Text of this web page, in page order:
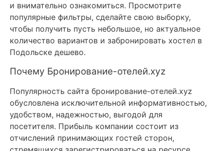
и внимательно ознакомиться. Просмотрите
популярные фильтры, сделайте свою выборку,
чтобы получить пусть небольшое, но актуальное
количество вариантов и забронировать хостел в
Подольске дешево.
Почему Бронирование-отелей.xyz
Популярность сайта бронирование-отелей.xyz
обусловлена исключительной информативностью,
удобством, надежностью, выгодой для
посетителя. Прибыль компании состоит из
отчислений принимающих гостей сторон,